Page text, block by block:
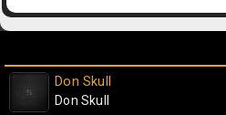
Don Skull
Don Skull